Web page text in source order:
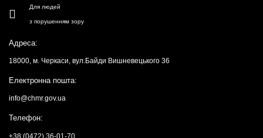
Для людей
з порушенням зору
Адреса:
18000, м. Черкаси, вул.Байди Вишневецького 36
Електронна пошта:
info@chmr.gov.ua
Телефон:
+38 (0472) 36-01-70